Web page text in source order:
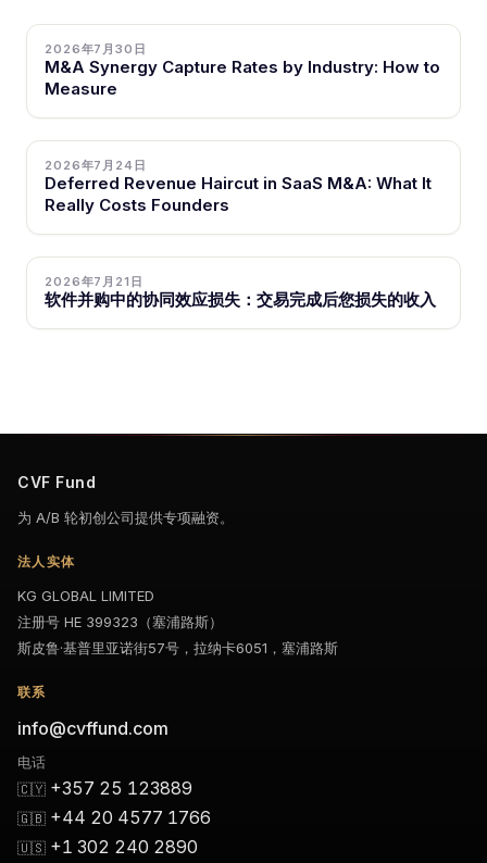
2026年7月30日
M&A Synergy Capture Rates by Industry: How to
Measure
2026年7月24日
Deferred Revenue Haircut in SaaS M&A: What It
Really Costs Founders
2026年7月21日
软件并购中的协同效应损失：交易完成后您损失的收入
CVF Fund
为 A/B 轮初创公司提供专项融资。
法人实体
KG GLOBAL LIMITED
注册号 HE 399323（塞浦路斯）
斯皮鲁·基普里亚诺街57号，拉纳卡6051，塞浦路斯
联系
info@cvffund.com
电话
🇨🇾 +357 25 123889
🇬🇧 +44 20 4577 1766
🇺🇸 +1 302 240 2890